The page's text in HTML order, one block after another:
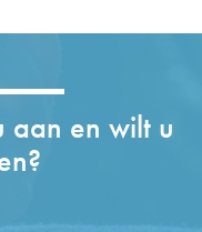
aan en wilt u